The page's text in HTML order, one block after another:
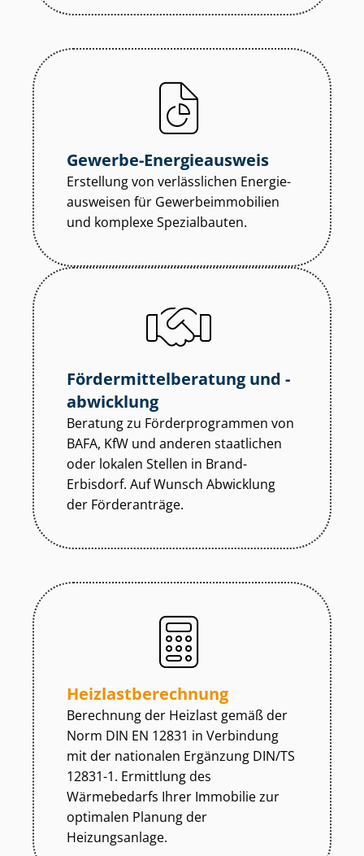
Gewerbe-Energieausweis
Erstellung von verlässlichen En­er­gie­
aus­wei­sen für Ge­wer­be­im­mo­bi­li­en
und komplexe Spezialbauten.
För­der­mit­tel­be­ra­tung und -
abwicklung
Beratung zu För­der­pro­gram­men von
BAFA, KfW und anderen staatlichen
oder lokalen Stellen in Brand-
Erbisdorf. Auf Wunsch Abwicklung
der Förderanträge.
Heiz­last­be­rech­nung
Berechnung der Heizlast gemäß der
Norm DIN EN 12831 in Verbindung
mit der nationalen Ergänzung DIN/TS
12831-1. Ermittlung des
Wärmebedarfs Ihrer Immobilie zur
optimalen Planung der
Heizungsanlage.